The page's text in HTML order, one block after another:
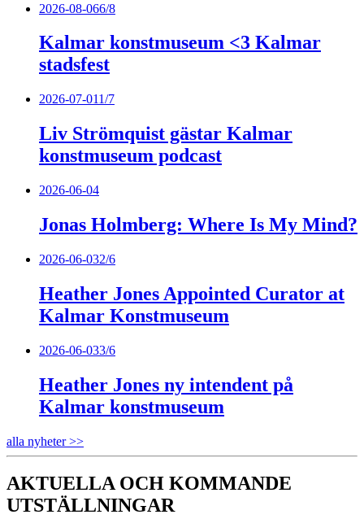
2026-08-066/8
Kalmar konstmuseum <3 Kalmar
stadsfest
2026-07-011/7
Liv Strömquist gästar Kalmar
konstmuseum podcast
2026-06-04
Jonas Holmberg: Where Is My Mind?
2026-06-032/6
Heather Jones Appointed Curator at
Kalmar Konstmuseum
2026-06-033/6
Heather Jones ny intendent på
Kalmar konstmuseum
alla nyheter >>
AKTUELLA OCH KOMMANDE
UTSTÄLLNINGAR